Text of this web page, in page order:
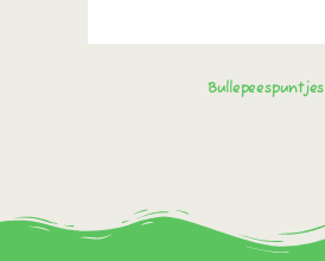
Bullepeespuntjes